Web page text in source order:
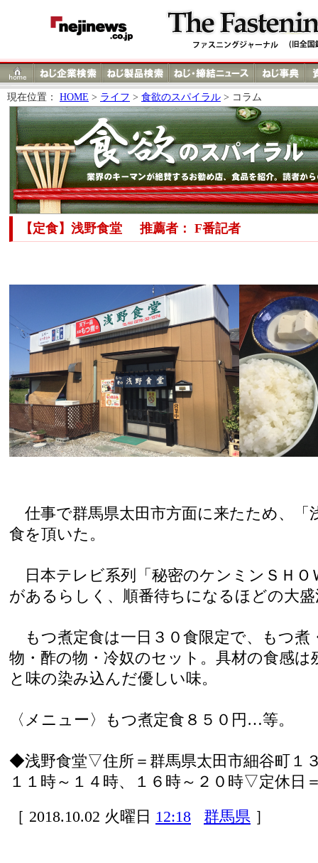
現在位置： HOME > ライフ > 食欲のスパイラル > コラム
【定食】浅野食堂 推薦者： F番記者
仕事で群馬県太田市方面に来たため、「
食を頂いた。
日本テレビ系列「秘密のケンミンＳＨＯ
があるらしく、順番待ちになるほどの大
もつ煮定食は一日３０食限定で、もつ煮
物・酢の物・冷奴のセット。具材の食感
と味の染み込んだ優しい味。
〈メニュー〉もつ煮定食８５０円…等。
◆浅野食堂▽住所＝群馬県太田市細谷町１
１１時～１４時、１６時～２０時▽定休日
［ 2018.10.02 火曜日 12:18 群馬県 ］